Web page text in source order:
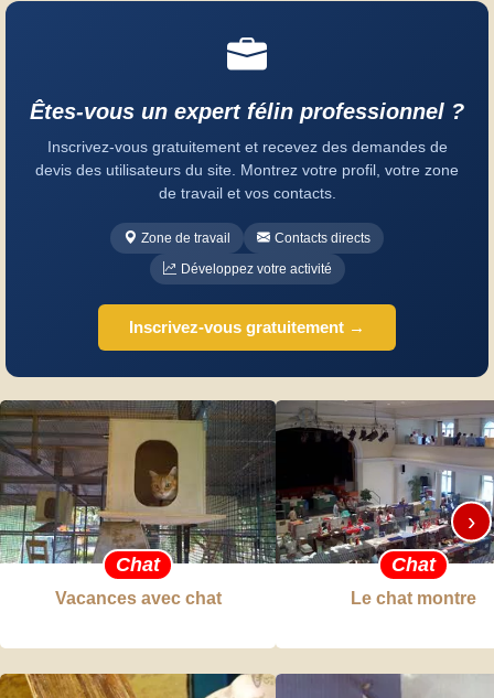
Êtes-vous un expert félin professionnel ?
Inscrivez-vous gratuitement et recevez des demandes de
devis des utilisateurs du site. Montrez votre profil, votre zone
de travail et vos contacts.
Zone de travail
Contacts directs
Développez votre activité
Inscrivez-vous gratuitement →
Chat
Vacances avec chat
Chat
Le chat montre
›